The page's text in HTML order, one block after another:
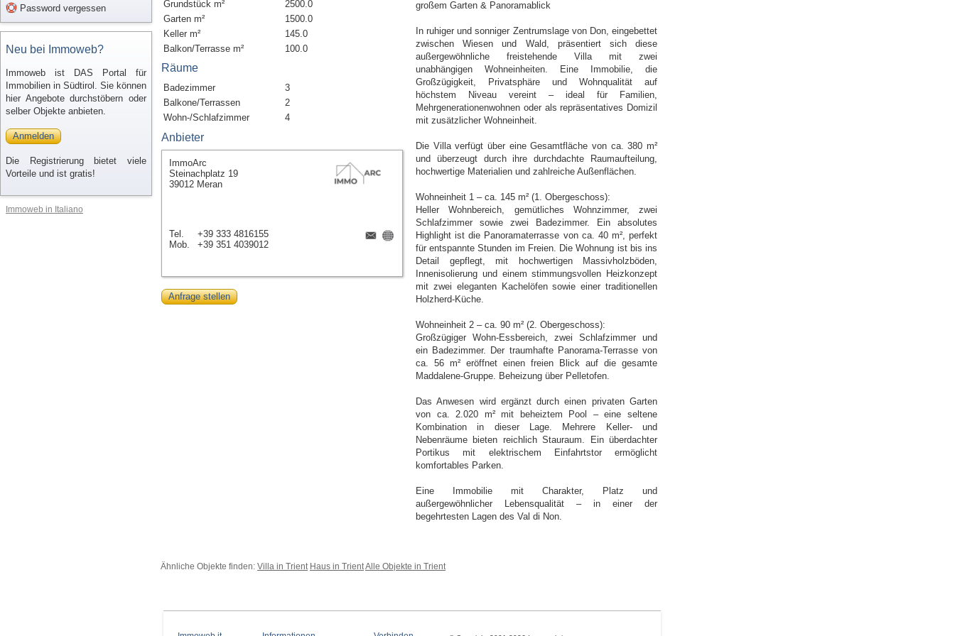
Password vergessen
Neu bei Immoweb?
Immoweb ist DAS Portal für
Immobilien in Südtirol. Sie können
hier Angebote durchstöbern oder
selber Objekte anbieten.
Anmelden
Die Registrierung bietet viele
Vorteile und ist gratis!
Immoweb in Italiano
Grundstück m²
2500.0
Garten m²
1500.0
Keller m²
145.0
Balkon/Terrasse m²
100.0
Räume
Badezimmer
3
Balkone/Terrassen
2
Wohn-/Schlafzimmer
4
großem Garten & Panoramablick
In ruhiger und sonniger Zentrumslage von Don, eingebettet
zwischen Wiesen und Wald, präsentiert sich diese
außergewöhnliche freistehende Villa mit zwei
unabhängigen Wohneinheiten. Eine Immobilie, die
Großzügigkeit, Privatsphäre und Wohnqualität auf
höchstem Niveau vereint – ideal für Familien,
Mehrgenerationenwohnen oder als repräsentatives Domizil
mit zusätzlicher Wohneinheit.
Die Villa verfügt über eine Gesamtfläche von ca. 380 m²
und überzeugt durch ihre durchdachte Raumaufteilung,
hochwertige Materialien und zahlreiche Außenflächen.
Wohneinheit 1 – ca. 145 m² (1. Obergeschoss):
Heller Wohnbereich, gemütliches Wohnzimmer, zwei
Schlafzimmer sowie zwei Badezimmer. Ein absolutes
Highlight ist die Panoramaterrasse von ca. 40 m², perfekt
für entspannte Stunden im Freien. Die Wohnung ist bis ins
Detail gepflegt, mit hochwertigen Massivholzböden,
Innenisolierung und einem stimmungsvollen Heizkonzept
mit zwei eleganten Kachelöfen sowie einer traditionellen
Holzherd-Küche.
Wohneinheit 2 – ca. 90 m² (2. Obergeschoss):
Großzügiger Wohn-Essbereich, zwei Schlafzimmer und
ein Badezimmer. Der traumhafte Panorama-Terrasse von
ca. 56 m² eröffnet einen freien Blick auf die gesamte
Maddalene-Gruppe. Beheizung über Pelletofen.
Das Anwesen wird ergänzt durch einen privaten Garten
von ca. 2.020 m² mit beheiztem Pool – eine seltene
Kombination in dieser Lage. Mehrere Keller- und
Nebenräume bieten reichlich Stauraum. Ein überdachter
Portikus mit elektrischem Einfahrtstor ermöglicht
komfortables Parken.
Eine Immobilie mit Charakter, Platz und
außergewöhnlicher Lebensqualität – in einer der
begehrtesten Lagen des Val di Non.
Anbieter
ImmoArc
Steinachplatz 19
39012 Meran
Tel.
+39 333 4816155
Mob.
+39 351 4039012
Anfrage stellen
Ähnliche Objekte finden: Villa in Trient Haus in TrientAlle Objekte in Trient